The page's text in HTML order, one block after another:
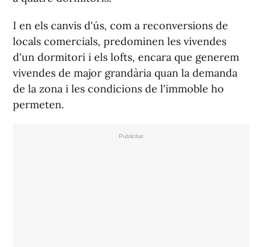
I en els canvis d'ús, com a reconversions de
locals comercials, predominen les vivendes
d'un dormitori i els lofts, encara que generem
vivendes de major grandària quan la demanda
de la zona i les condicions de l'immoble ho
permeten.